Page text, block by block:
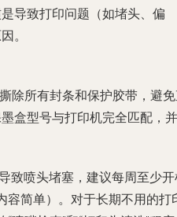
导致打印问题（如堵头、偏
。
除所有封条和保护胶带，避
盒型号与打印机完全匹配，并
致喷头堵塞，建议每周至少
容简单）。对于长期不用的打